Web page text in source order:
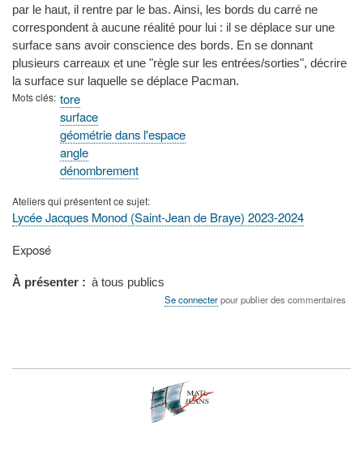
par le haut, il rentre par le bas. Ainsi, les bords du carré ne
correspondent à aucune réalité pour lui : il se déplace sur une
surface sans avoir conscience des bords. En se donnant
plusieurs carreaux et une "règle sur les entrées/sorties", décrire
la surface sur laquelle se déplace Pacman.
Mots clés tore
surface
géométrie dans l'espace
angle
dénombrement
Ateliers qui présentent ce sujet
Lycée Jacques Monod (Saint-Jean de Braye) 2023-2024
Type
présentation
Exposé
À présenter à tous publics
Se connecterpour publier des commentaires